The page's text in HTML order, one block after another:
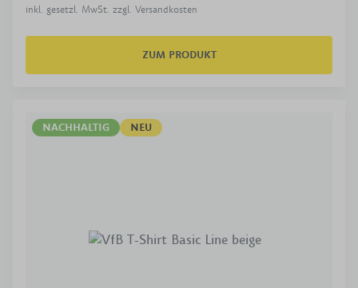
inkl. gesetzl. MwSt. zzgl. Versandkosten
ZUM PRODUKT
NACHHALTIG NEU